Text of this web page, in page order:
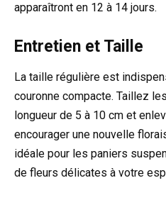
apparaîtront en 12 à 14 jours.
Entretien et Taille
La taille régulière est
couronne compacte. Taillez
longueur de 5 à 10 cm et
encourager une nouvelle
idéale pour les paniers
de fleurs délicates à votre